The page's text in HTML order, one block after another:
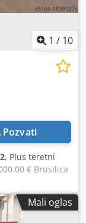
1 / 10
Pozvati
, Plus teretni
€ Brusilica
na
To je
Ploča je
drugoj strani u
Mali oglas